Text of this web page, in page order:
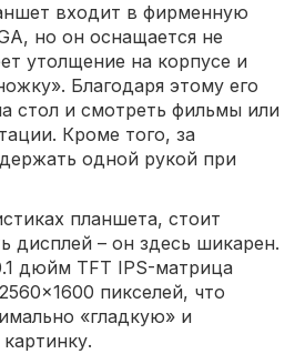
входит в фирменную
но он оснащается не
утолщение на корпусе и
Благодаря этому его
стол и смотреть фильмы или
Кроме того, за
одной рукой при
планшета, стоит
дисплей – он здесь шикарен.
дюйм TFT IPS-матрица
пикселей, что
«гладкую» и